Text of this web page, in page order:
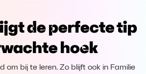
Edge Download
Download
de perfecte tip
hoek
om bij te leren. Zo blijft ook in Familie